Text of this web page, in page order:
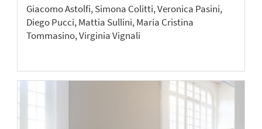
Giacomo Astolfi, Simona Colitti, Veronica Pasini,
Diego Pucci, Mattia Sullini, Maria Cristina
Tommasino, Virginia Vignali